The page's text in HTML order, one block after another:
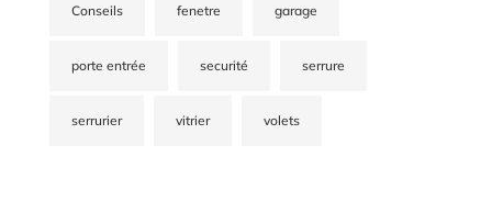
Conseils fenetre garage
porte entrée securité serrure
serrurier vitrier volets